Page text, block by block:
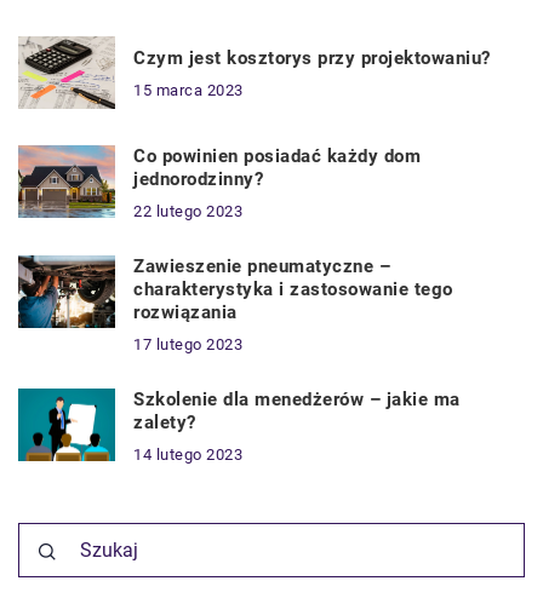
Czym jest kosztorys przy projektowaniu?
15 marca 2023
Co powinien posiadać każdy dom
jednorodzinny?
22 lutego 2023
Zawieszenie pneumatyczne –
charakterystyka i zastosowanie tego
rozwiązania
17 lutego 2023
Szkolenie dla menedżerów – jakie ma
zalety?
14 lutego 2023